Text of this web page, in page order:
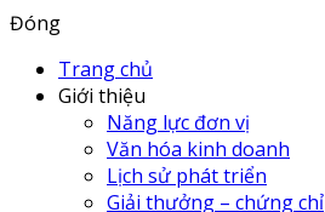
Đóng
Trang chủ
Giới thiệu
Năng lực đơn vị
Văn hóa kinh doanh
Lịch sử phát triển
Giải thưởng – chứng chỉ